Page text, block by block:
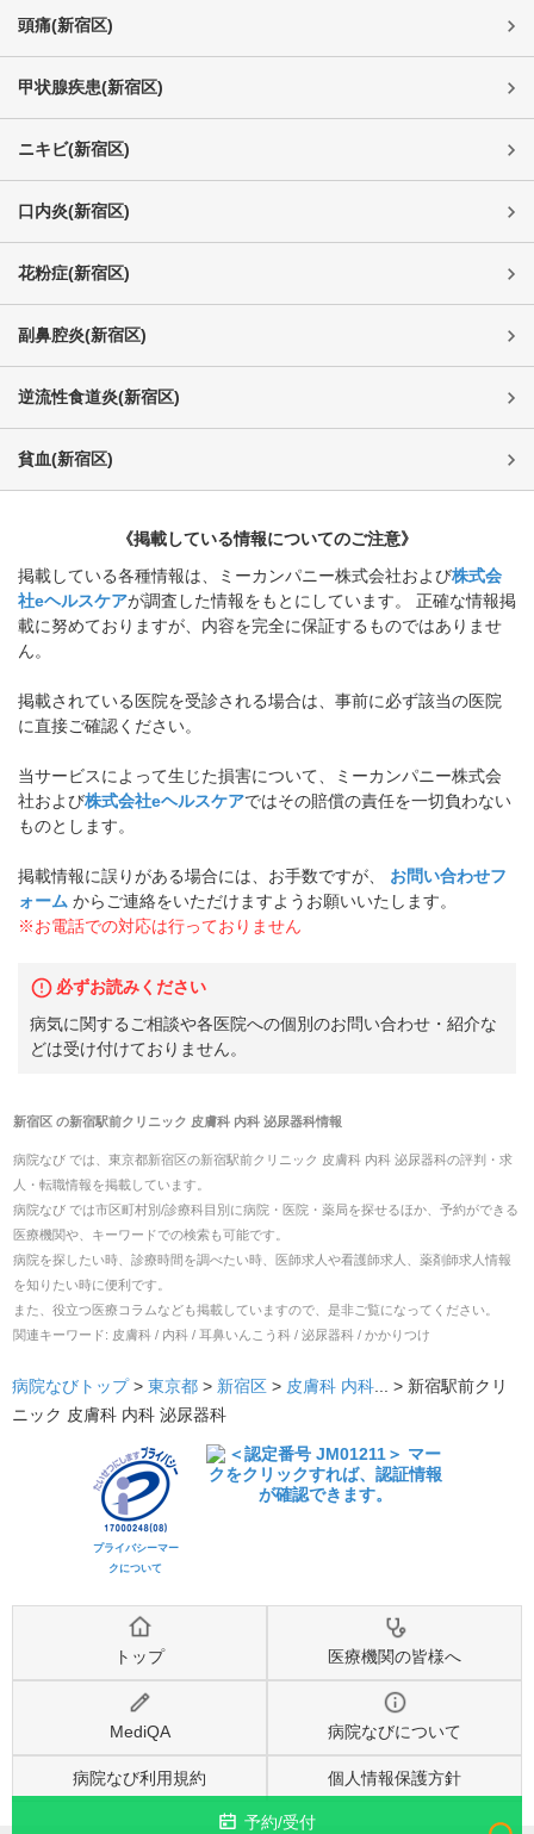
頭痛(新宿区)
甲状腺疾患(新宿区)
ニキビ(新宿区)
口内炎(新宿区)
花粉症(新宿区)
副鼻腔炎(新宿区)
逆流性食道炎(新宿区)
貧血(新宿区)
《掲載している情報についてのご注意》
掲載している各種情報は、ミーカンパニー株式会社および株式会
社eヘルスケアが調査した情報をもとにしています。 正確な情報掲
載に努めておりますが、内容を完全に保証するものではありませ
ん。
掲載されている医院を受診される場合は、事前に必ず該当の医院
に直接ご確認ください。
当サービスによって生じた損害について、ミーカンパニー株式会
社および株式会社eヘルスケアではその賠償の責任を一切負わない
ものとします。
掲載情報に誤りがある場合には、お手数ですが、
お問い合わせフ
ォーム からご連絡をいただけますようお願いいたします。
※お電話での対応は行っておりません
必ずお読みください
病気に関するご相談や各医院への個別のお問い合わせ・紹介な
どは受け付けておりません。
新宿区 の新宿駅前クリニック 皮膚科 内科 泌尿器科情報
病院なび では、 東京都新宿区の新宿駅前クリニック 皮膚科 内科 泌尿器科の評判・求
人・転職情報を掲載しています。
病院なび では市区町村別/診療科目別に病院・医院・薬局を探せるほか、予約ができる
医療機関や、キーワードでの検索も可能です。
病院を探したい時、診療時間を調べたい時、医師求人や看護師求人、薬剤師求人情報
を知りたい時に便利です。
また、役立つ医療コラムなども掲載していますので、是非ご覧になってください。
関連キーワード: 皮膚科 / 内科 / 耳鼻いんこう科 / 泌尿器科 / かかりつけ
予約/受付
病院なびトップ > 東京都 > 新宿区 > 皮膚科 内科 ... > 新宿駅前クリ
ニック 皮膚科 内科 泌尿器科
プライバシーマー
クについて
トップ 医療機関の皆様へ
MediQA 病院なびについて
病院なび利用規約 個人情報保護方針